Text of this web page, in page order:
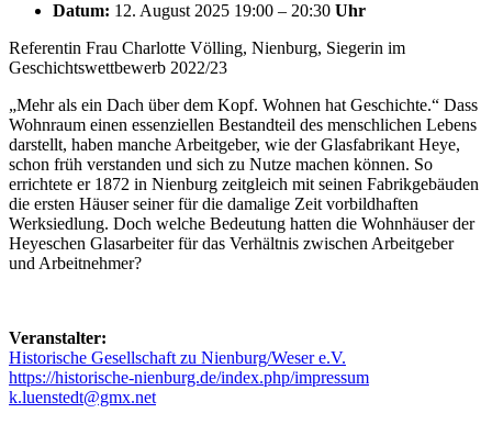
Datum: 12. August 2025 19:00 – 20:30 Uhr
Referentin Frau Charlotte Völling, Nienburg, Siegerin im
Geschichtswettbewerb 2022/23
„Mehr als ein Dach über dem Kopf. Wohnen hat Geschichte.“ Dass
Wohnraum einen essenziellen Bestandteil des menschlichen Lebens
darstellt, haben manche Arbeitgeber, wie der Glasfabrikant Heye,
schon früh verstanden und sich zu Nutze machen können. So
errichtete er 1872 in Nienburg zeitgleich mit seinen Fabrikgebäuden
die ersten Häuser seiner für die damalige Zeit vorbildhaften
Werksiedlung. Doch welche Bedeutung hatten die Wohnhäuser der
Heyeschen Glasarbeiter für das Verhältnis zwischen Arbeitgeber
und Arbeitnehmer?
Veranstalter:
Historische Gesellschaft zu Nienburg/Weser e.V.
https://historische-nienburg.de/index.php/impressum
k.luenstedt@gmx.net